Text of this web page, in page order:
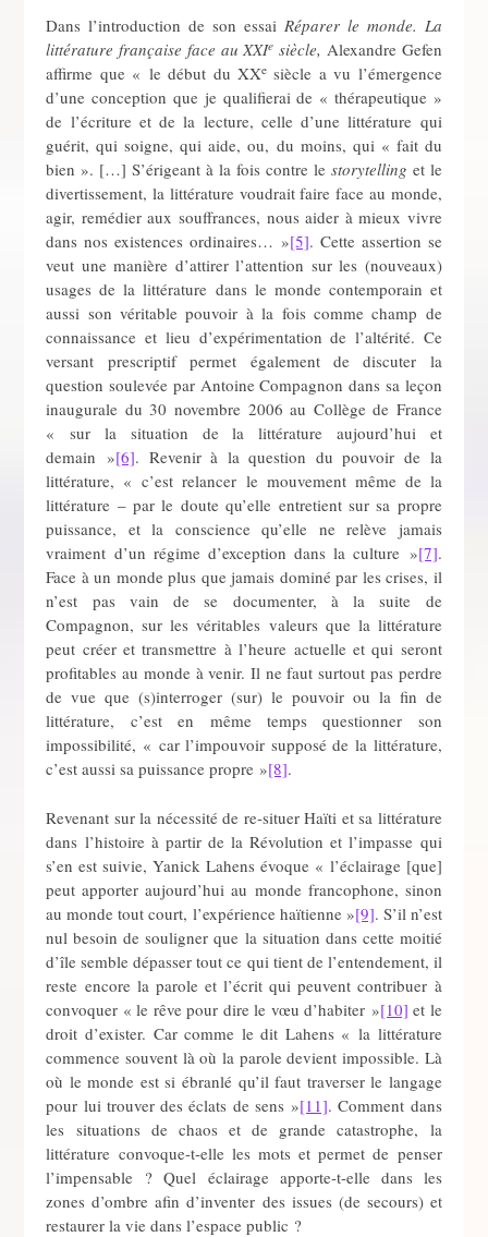
Dans l’introduction de son essai Réparer le monde. La
littérature française face au XXIe siècle, Alexandre Gefen
affirme que « le début du XXesiècle a vu l’émergence
d’une conception que je qualifierai de « thérapeutique »
de l’écriture et de la lecture, celle d’une littérature qui
guérit, qui soigne, qui aide, ou, du moins, qui « fait du
bien ». […] S’érigeant à la fois contre le storytelling et le
divertissement, la littérature voudrait faire face au monde,
agir, remédier aux souffrances, nous aider à mieux vivre
dans nos existences ordinaires… »[5]. Cette assertion se
veut une manière d’attirer l’attention sur les (nouveaux)
usages de la littérature dans le monde contemporain et
aussi son véritable pouvoir à la fois comme champ de
connaissance et lieu d’expérimentation de l’altérité. Ce
versant prescriptif permet également de discuter la
question soulevée par Antoine Compagnon dans sa leçon
inaugurale du 30 novembre 2006 au Collège de France
« sur la situation de la littérature aujourd’hui et
demain »[6]. Revenir à la question du pouvoir de la
littérature, « c’est relancer le mouvement même de la
littérature – par le doute qu’elle entretient sur sa propre
puissance, et la conscience qu’elle ne relève jamais
vraiment d’un régime d’exception dans la culture »[7].
Face à un monde plus que jamais dominé par les crises, il
n’est pas vain de se documenter, à la suite de
Compagnon, sur les véritables valeurs que la littérature
peut créer et transmettre à l’heure actuelle et qui seront
profitables au monde à venir. Il ne faut surtout pas perdre
de vue que (s)interroger (sur) le pouvoir ou la fin de
littérature, c’est en même temps questionner son
impossibilité, « car l’impouvoir supposé de la littérature,
c’est aussi sa puissance propre »[8].
Revenant sur la nécessité de re-situer Haïti et sa littérature
dans l’histoire à partir de la Révolution et l’impasse qui
s’en est suivie, Yanick Lahens évoque « l’éclairage [que]
peut apporter aujourd’hui au monde francophone, sinon
au monde tout court, l’expérience haïtienne »[9]. S’il n’est
nul besoin de souligner que la situation dans cette moitié
d’île semble dépasser tout ce qui tient de l’entendement, il
reste encore la parole et l’écrit qui peuvent contribuer à
convoquer « le rêve pour dire le vœu d’habiter »[10] et le
droit d’exister. Car comme le dit Lahens « la littérature
commence souvent là où la parole devient impossible. Là
où le monde est si ébranlé qu’il faut traverser le langage
pour lui trouver des éclats de sens »[11]. Comment dans
les situations de chaos et de grande catastrophe, la
littérature convoque-t-elle les mots et permet de penser
l’impensable ? Quel éclairage apporte-t-elle dans les
zones d’ombre afin d’inventer des issues (de secours) et
restaurer la vie dans l’espace public ?